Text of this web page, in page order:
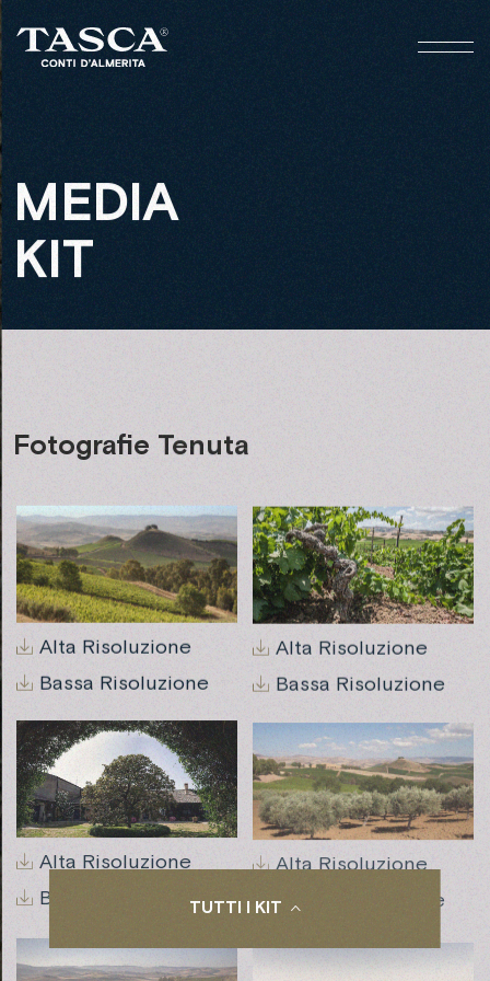
MEDIA
KIT
TUTTI I KIT
Fotografie Tenuta
Alta Risoluzione
Bassa Risoluzione
Alta Risoluzione
Bassa Risoluzione
Alta Risoluzione
Bassa Risoluzione
Alta Risoluzione
Bassa Risoluzione